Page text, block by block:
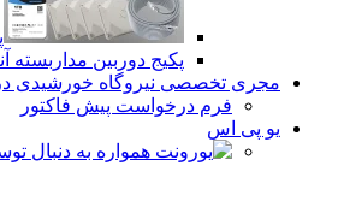
پکیج دوربین مداربسته
مجری تخصصی نیروگاه خورشیدی
فرم درخواست پیش فاکتور
یو پی اس